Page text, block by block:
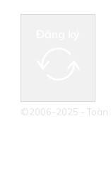
©2006-2025 - Toàn